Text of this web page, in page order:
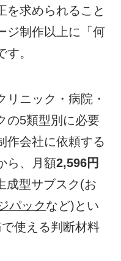
を求められること
ジ制作以上に「何
。
リニック・病院・
の5類型別に必要
作会社に依頼する
ら、月額2,596円
成型サブスク(お
パックなど)とい
使える判断材料